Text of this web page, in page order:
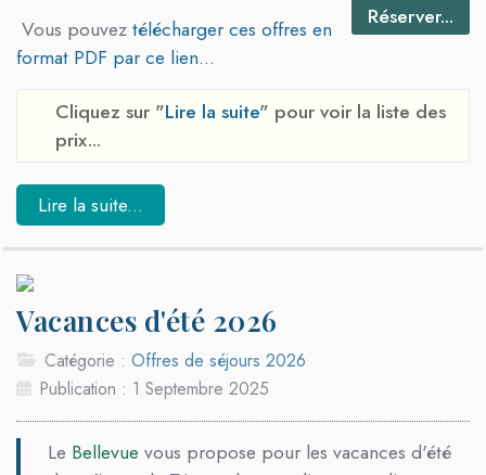
Réserver...
Vous pouveztélécharger ces offres en
format PDF par ce lien...
Cliquez sur "Lire la suite" pour voir la liste des
prix...
Lire la suite...
Vacances d'été 2026
Catégorie :Offres de séjours 2026
Publication : 1 Septembre 2025
Le Bellevue vous propose pour les vacances d'été